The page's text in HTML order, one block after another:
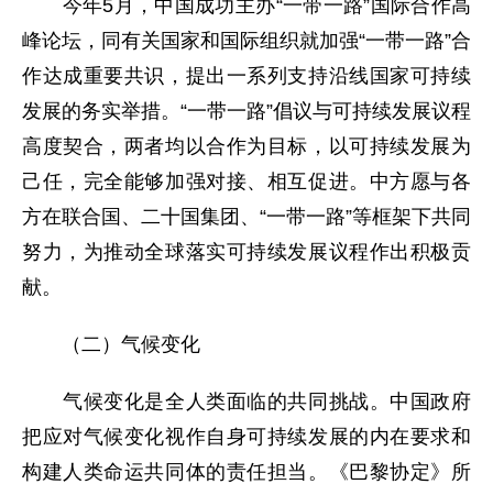
今年5月，中国成功主办“一带一路”国际合作高
峰论坛，同有关国家和国际组织就加强“一带一路”合
作达成重要共识，提出一系列支持沿线国家可持续
发展的务实举措。“一带一路”倡议与可持续发展议程
高度契合，两者均以合作为目标，以可持续发展为
己任，完全能够加强对接、相互促进。中方愿与各
方在联合国、二十国集团、“一带一路”等框架下共同
努力，为推动全球落实可持续发展议程作出积极贡
献。
（二）气候变化
气候变化是全人类面临的共同挑战。中国政府
把应对气候变化视作自身可持续发展的内在要求和
构建人类命运共同体的责任担当。《巴黎协定》所